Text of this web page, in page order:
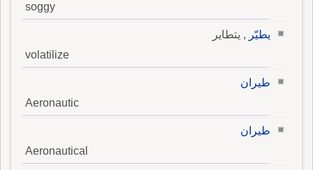
soggy
يطيّر , يتطاير
volatilize
طيران
Aeronautic
طيران
Aeronautical